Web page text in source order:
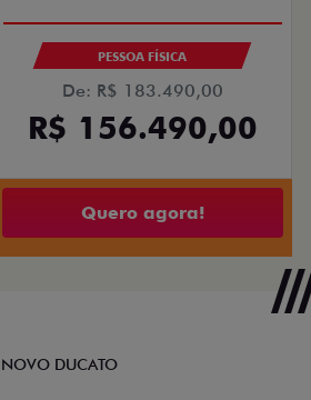
PESSOA FÍSICA
De: R$ 183.490,00
R$ 156.490,00
Quero agora!
NOVO DUCATO